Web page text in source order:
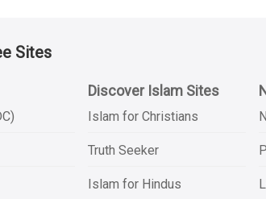
Sites
Discover Islam Sites
Islam for Christians
Truth Seeker
Islam for Hindus